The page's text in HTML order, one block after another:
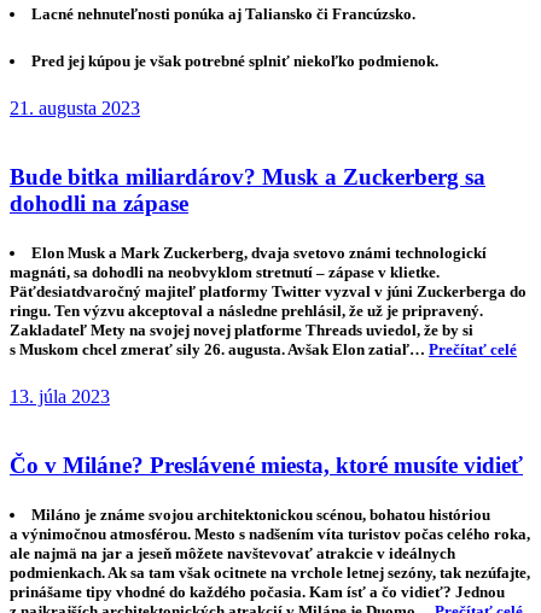
Lacné nehnuteľnosti ponúka aj Taliansko či Francúzsko.
Pred jej kúpou je však potrebné splniť niekoľko podmienok.
21. augusta 2023
Bude bitka miliardárov? Musk a Zuckerberg sa
dohodli na zápase
Elon Musk a Mark Zuckerberg, dvaja svetovo známi technologickí
magnáti, sa dohodli na neobvyklom stretnutí – zápase v klietke.
Päťdesiatdvaročný majiteľ platformy Twitter vyzval v júni Zuckerberga do
ringu. Ten výzvu akceptoval a následne prehlásil, že už je pripravený.
Zakladateľ Mety na svojej novej platforme Threads uviedol, že by si
s Muskom chcel zmerať sily 26. augusta. Avšak Elon zatiaľ… Prečítať celé
13. júla 2023
Čo v Miláne? Preslávené miesta, ktoré musíte vidieť
Miláno je známe svojou architektonickou scénou, bohatou históriou
a výnimočnou atmosférou. Mesto s nadšením víta turistov počas celého roka,
ale najmä na jar a jeseň môžete navštevovať atrakcie v ideálnych
podmienkach. Ak sa tam však ocitnete na vrchole letnej sezóny, tak nezúfajte,
prinášame tipy vhodné do každého počasia. Kam ísť a čo vidieť? Jednou